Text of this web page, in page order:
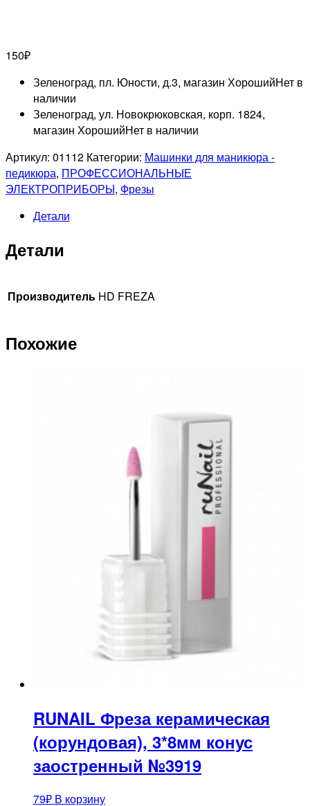
150₽
Зеленоград, пл. Юности, д.3, магазин ХорошийНет в
наличии
Зеленоград, ул. Новокрюковская, корп. 1824,
магазин ХорошийНет в наличии
Артикул: 01112 Категории: Машинки для маникюра -
педикюра, ПРОФЕССИОНАЛЬНЫЕ
ЭЛЕКТРОПРИБОРЫ, Фрезы
Детали
Детали
Производитель HD FREZA
Похожие
RUNAIL Фреза керамическая
(корундовая), 3*8мм конус
заостренный №3919
79₽ В корзину